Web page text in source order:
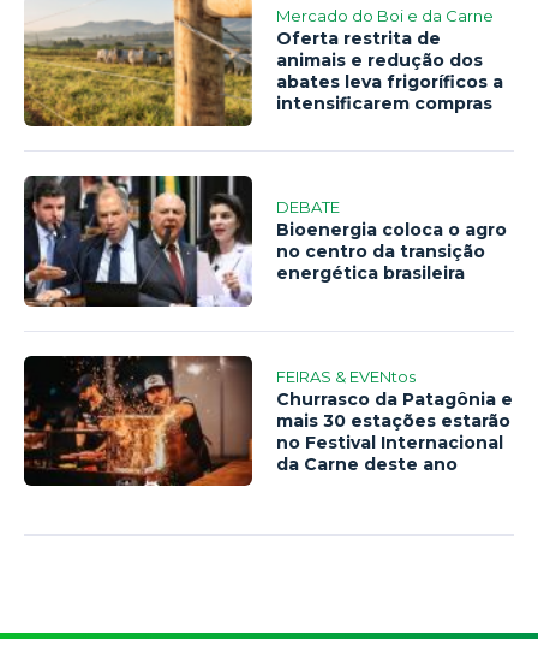
Mercado do Boi e da Carne
Oferta restrita de
animais e redução dos
abates leva frigoríficos a
intensificarem compras
DEBATE
Bioenergia coloca o agro
no centro da transição
energética brasileira
FEIRAS & EVENtos
Churrasco da Patagônia e
mais 30 estações estarão
no Festival Internacional
da Carne deste ano